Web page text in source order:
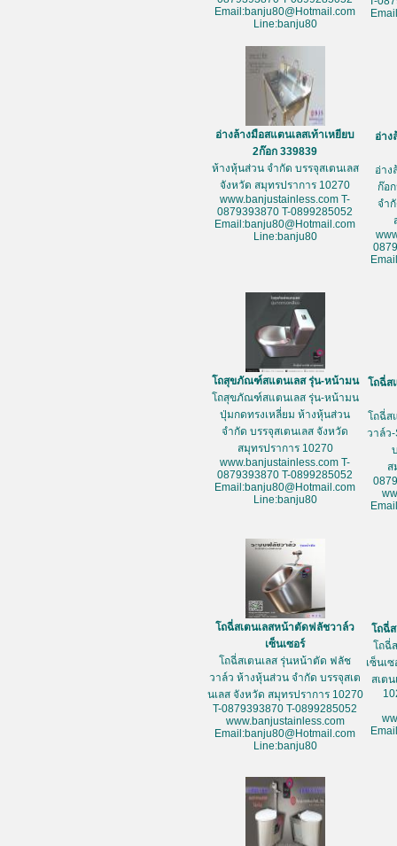
Email:banju80@Hotmail.com
Line:banju80
อ่างล้างมือสแตนเลสเท้าเหยียบ
2ก๊อก 339839
ห้างหุ้นส่วน จำกัด บรรจุสเตนเลส
จังหวัด สมุทรปราการ 10270
www.banjustainless.com T-
0879393870 T-0899285052
Email:banju80@Hotmail.com
Line:banju80
อ่าง
อ่าง
ก๊อ
จำ
โถสุขภัณฑ์สแตนเลส รุ่น-หน้ามน
โถสุขภัณฑ์สแตนเลส รุ่น-หน้ามน
ปุ่มกดทรงเหลี่ยม ห้างหุ้นส่วน
จำกัด บรรจุสเตนเลส จังหวัด
สมุทรปราการ 10270
www.banjustainless.com T-
0879393870 T-0899285052
Email:banju80@Hotmail.com
Line:banju80
โถฉี่ส
โถฉี่ส
วาล์ว
ส
โถฉี่สเตนเลสหน้าตัดฟลัชวาล์ว
เซ็นเซอร์
โถฉี่สเตนเลส รุ่นหน้าตัด ฟลัช
วาล์ว ห้างหุ้นส่วน จำกัด บรรจุสเต
นเลส จังหวัด สมุทรปราการ 10270
T-0879393870 T-0899285052
www.banjustainless.com
Email:banju80@Hotmail.com
Line:banju80
โถฉี่
โถฉี่
เซ็นเ
สเต